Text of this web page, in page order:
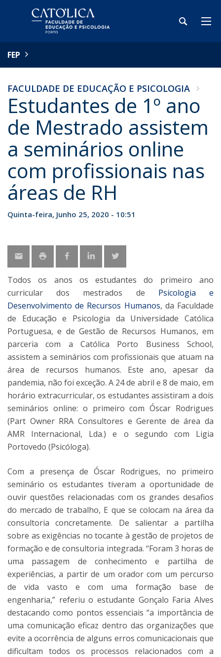
FEP
FACULDADE DE EDUCAÇÃO E PSICOLOGIA
Estudantes de 1º ano
de Mestrado assistem
a seminários online
com profissionais nas
áreas de RH
Quinta-feira, Junho 25, 2020 - 10:51
Todos os anos os estudantes do primeiro ano
curricular dos mestrados de Psicologia e
Desenvolvimento de Recursos Humanos, da Faculdade
de Educação e Psicologia da Universidade Católica
Portuguesa, e de Gestão de Recursos Humanos, em
parceria com a Católica Porto Business School,
assistem a seminários com profissionais que atuam na
área de recursos humanos. Este ano, apesar da
pandemia, não foi exceção. A 24 de abril e 8 de maio, em
horário extracurricular, os estudantes assistiram a dois
seminários online: o primeiro com Óscar Rodrigues
(Part Owner RRA Consultores e Gerente de área da
AMR Internacional, Lda.) e o segundo com Ligia
Portovedo (Psicóloga).
Com a presença de Óscar Rodrigues, no primeiro
seminário os estudantes tiveram a oportunidade de
ouvir questões relacionadas com os grandes desafios
do mercado de trabalho, E que se colocam na área da
consultoria concretamente. De salientar a partilha
sobre as exigências no tocante à gestão de projetos de
formação e de consultoria integrada. “Foram 3 horas de
uma passagem de conhecimento e partilha de
experiências, a partir de um orador com um percurso
de vida vasto e com uma formação base de
engenharia,” referiu o estudante Gonçalo Faria Alves
destacando como pontos essenciais “a importância de
uma comunicação eficaz dentro das organizações que
evite a ocorrência de alguns erros comunicacionais que
dificultam todos os processos relacionados com a